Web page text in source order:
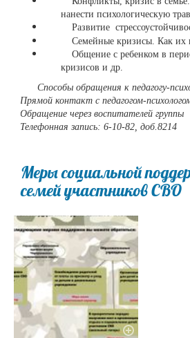
нанести психологическую
Развитие
Семейные кризисы. Как их
Общение с ребенком в
кризисов и др.
Способы обращения к педагогу-
Прямой контакт с педагогом-
Обращение через воспитателей группы
Телефонная запись: 6-10-82,
Меры социальной
семей участников СВО